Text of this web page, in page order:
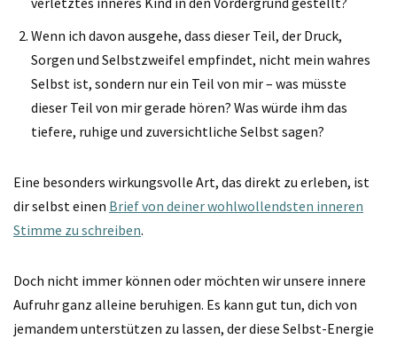
Wenn ich davon ausgehe, dass dieser Teil, der Druck,
Sorgen und Selbstzweifel empfindet, nicht mein wahres
Selbst ist, sondern nur ein Teil von mir – was müsste
dieser Teil von mir gerade hören? Was würde ihm das
tiefere, ruhige und zuversichtliche Selbst sagen?
Eine besonders wirkungsvolle Art, das direkt zu erleben, ist
dir selbst einen Brief von deiner wohlwollendsten inneren
Stimme zu schreiben.
Doch nicht immer können oder möchten wir unsere innere
Aufruhr ganz alleine beruhigen. Es kann gut tun, dich von
jemandem unterstützen zu lassen, der diese Selbst-Energie